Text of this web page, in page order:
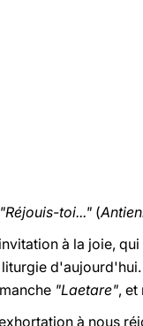
"Réjouis-toi..." (
à la joie,
liturgie
"Laetare", et
à nous